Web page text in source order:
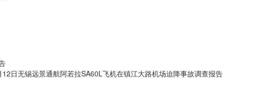
日无锡远景通航阿若拉SA60L飞机在镇江大路机场迫降事故调查报告